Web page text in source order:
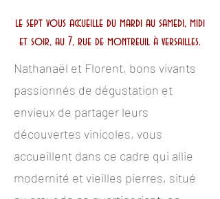
le sept vous accueille du mardi au samedi, midi
et soir, au 7, rue de montreuil à versailles.
Nathanaël et Florent, bons vivants
passionnés de dégustation et
envieux de partager leurs
découvertes vinicoles, vous
accueillent dans ce cadre qui allie
modernité et vieilles pierres, situé